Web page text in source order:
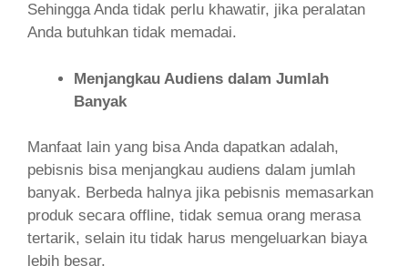
Sehingga Anda tidak perlu khawatir, jika peralatan
Anda butuhkan tidak memadai.
Menjangkau Audiens dalam Jumlah
Banyak
Manfaat lain yang bisa Anda dapatkan adalah,
pebisnis bisa menjangkau audiens dalam jumlah
banyak. Berbeda halnya jika pebisnis memasarkan
produk secara offline, tidak semua orang merasa
tertarik, selain itu tidak harus mengeluarkan biaya
lebih besar.